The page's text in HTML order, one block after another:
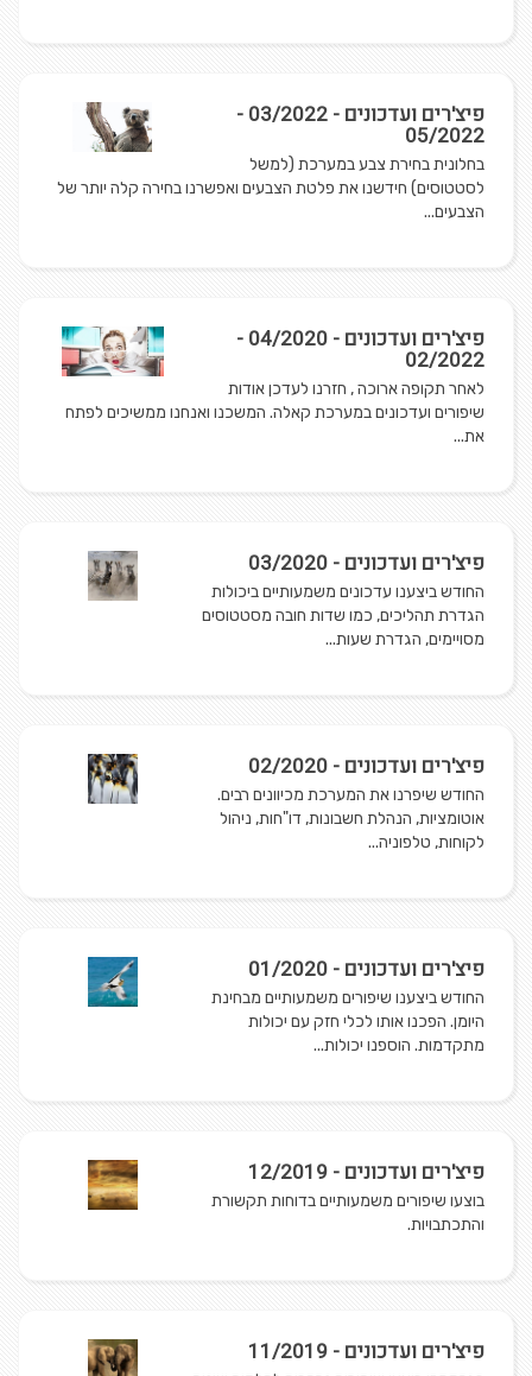
פיצ'רים ועדכונים - 03/2022 -
05/2022
בחלונית בחירת צבע במערכת (למשל
לסטטוסים) חידשנו את פלטת הצבעים ואפשרנו בחירה קלה יותר של
הצבעים...
פיצ'רים ועדכונים - 04/2020 -
02/2022
לאחר תקופה ארוכה , חזרנו לעדכן אודות
שיפורים ועדכונים במערכת קאלה. המשכנו ואנחנו ממשיכים לפתח
את...
פיצ'רים ועדכונים - 03/2020
החודש ביצענו עדכונים משמעותיים ביכולות
הגדרת תהליכים, כמו שדות חובה מסטטוסים
מסויימים, הגדרת שעות...
פיצ'רים ועדכונים - 02/2020
החודש שיפרנו את המערכת מכיוונים רבים.
אוטומציות, הנהלת חשבונות, דו"חות, ניהול
לקוחות, טלפוניה...
פיצ'רים ועדכונים - 01/2020
החודש ביצענו שיפורים משמעותיים מבחינת
היומן. הפכנו אותו לכלי חזק עם יכולות
מתקדמות. הוספנו יכולות...
פיצ'רים ועדכונים - 12/2019
בוצעו שיפורים משמעותיים בדוחות תקשורת
והתכתבויות.
פיצ'רים ועדכונים - 11/2019